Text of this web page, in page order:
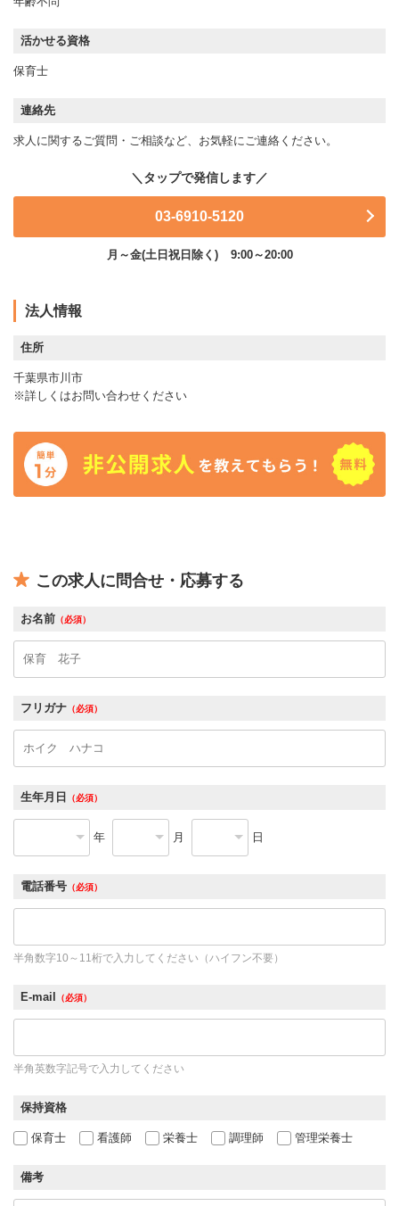
活かせる資格
保育士
連絡先
求人に関するご質問・ご相談など、お気軽にご連絡ください。
03-6910-5120
月～金(土日祝日除く) 9:00～20:00
法人情報
住所
千葉県市川市
※詳しくはお問い合わせください
この求人に問合せ・応募する
お名前 （必須）
フリガナ （必須）
生年月日 （必須）
年 月 日
電話番号 （必須）
半角数字10～11桁で入力してください（ハイフン不要）
E-mail （必須）
半角英数字記号で入力してください
保持資格
保育士 看護師 栄養士 調理師 管理栄養士
備考